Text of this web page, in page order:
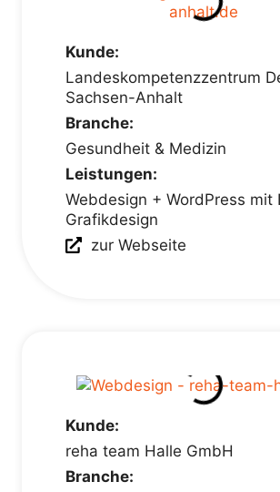
Kunde:
Landeskompetenzzentrum
Sachsen-Anhalt
Branche:
Gesundheit & Medizin
Leistungen:
Webdesign + WordPress mit
Grafikdesign
zur Webseite
Kunde:
reha team Halle GmbH
Branche: